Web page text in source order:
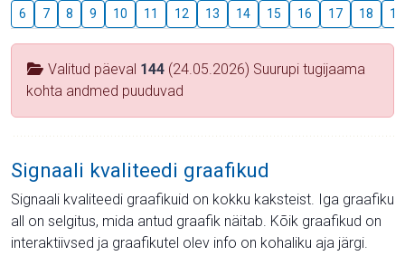
6 7 8 9 10 11 12 13 14 15 16 17 18 19
Valitud päeval 144 (24.05.2026) Suurupi tugijaama
kohta andmed puuduvad
Signaali kvaliteedi graafikud
Signaali kvaliteedi graafikuid on kokku kaksteist. Iga graafiku
all on selgitus, mida antud graafik näitab. Kõik graafikud on
interaktiivsed ja graafikutel olev info on kohaliku aja järgi.